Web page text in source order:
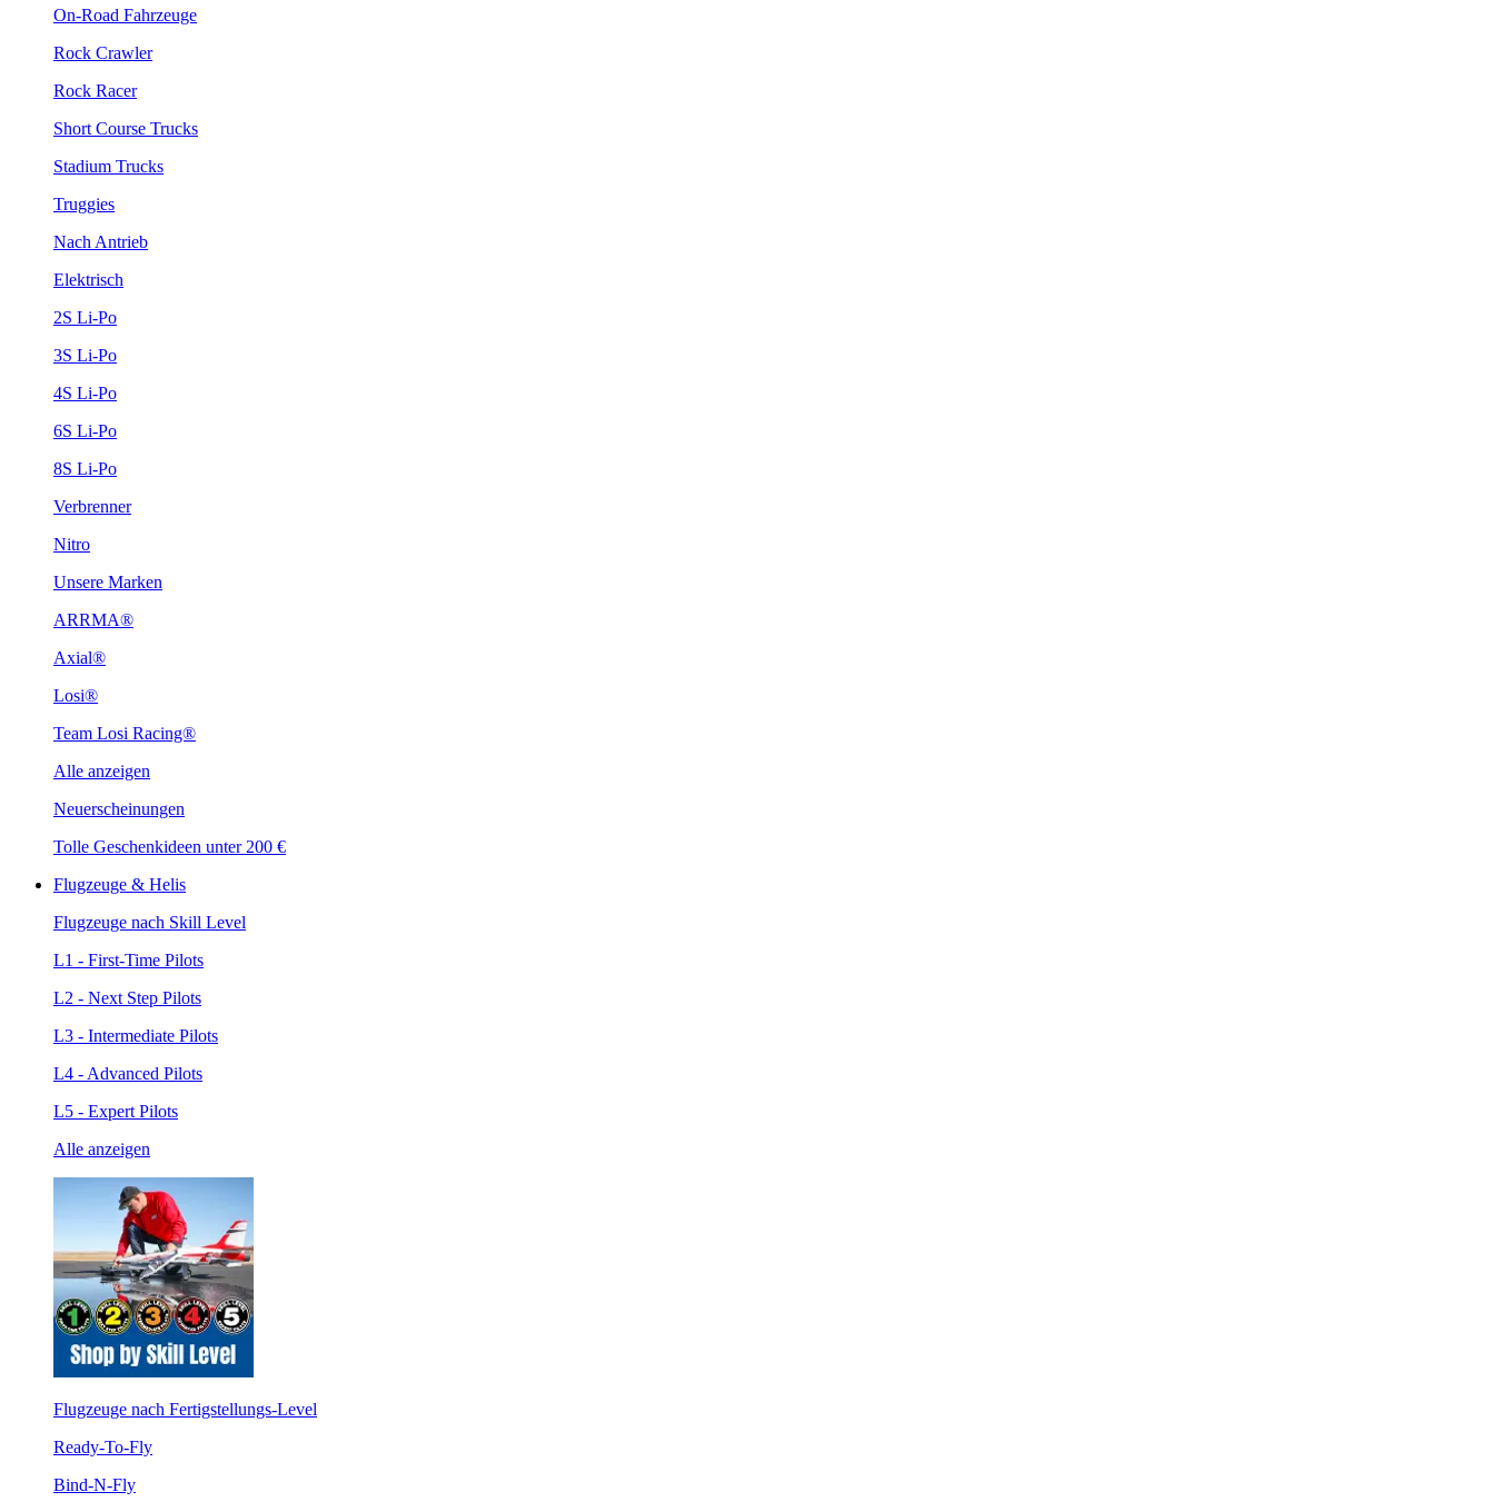
On-Road Fahrzeuge
Rock Crawler
Rock Racer
Short Course Trucks
Stadium Trucks
Truggies
Nach Antrieb
Elektrisch
2S Li-Po
3S Li-Po
4S Li-Po
6S Li-Po
8S Li-Po
Verbrenner
Nitro
Unsere Marken
ARRMA®
Axial®
Losi®
Team Losi Racing®
Alle anzeigen
Neuerscheinungen
Tolle Geschenkideen unter 200 €
Flugzeuge & Helis
Flugzeuge nach Skill Level
L1 - First-Time Pilots
L2 - Next Step Pilots
L3 - Intermediate Pilots
L4 - Advanced Pilots
L5 - Expert Pilots
Alle anzeigen
Flugzeuge nach Fertigstellungs-Level
Ready-To-Fly
Bind-N-Fly